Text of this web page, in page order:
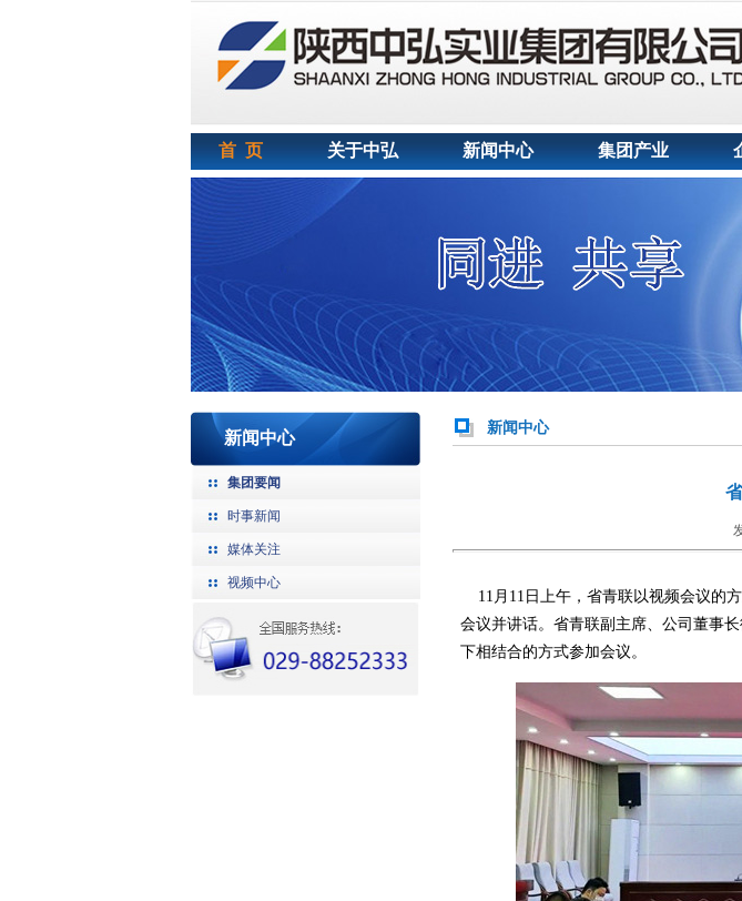
首 页 关于中弘 新闻中心 集团产业
新闻中心
集团要闻
时事新闻
媒体关注
视频中心
新闻中心
11月11日上午，省青联以视频会议的
会议并讲话。省青联副主席、公司董事
下相结合的方式参加会议。